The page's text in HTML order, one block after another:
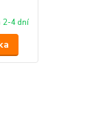
2-4 dní